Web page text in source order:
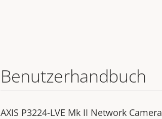
Benutzerhandbuch
AXIS P3224-LVE Mk II Network Camera